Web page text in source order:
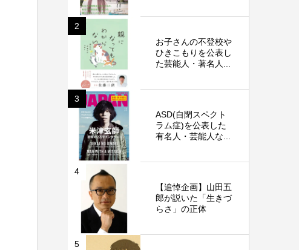
2
お子さんの不登校や
ひきこもりを公表し
た芸能人・著名人...
3
ASD(自閉スペクト
ラム症)を公表した
有名人・芸能人な...
4
【追悼企画】山田五
郎が説いた「生きづ
らさ」の正体
5